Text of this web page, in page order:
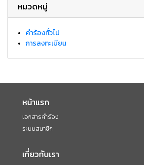
หมวดหมู่
คำร้องทั่วไป
การลงทะเบียน
หน้าแรก
เอกสารคำร้อง
ระบบสมาชิก
เกี่ยวกับเรา